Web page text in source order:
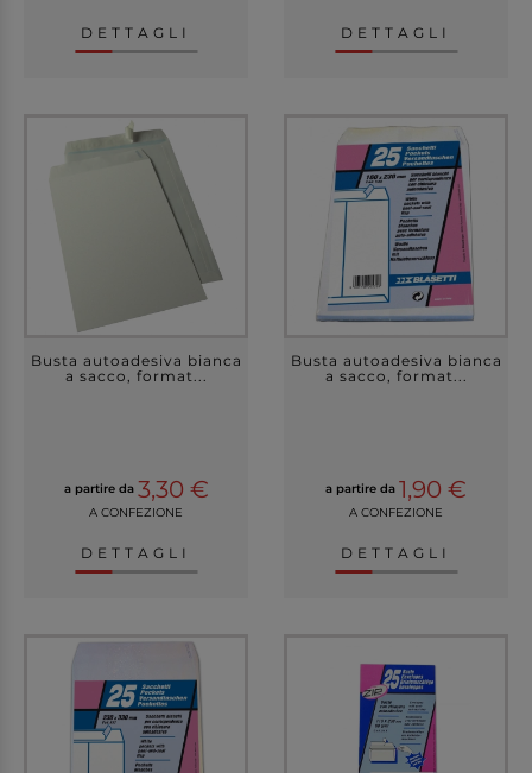
DETTAGLI DETTAGLI
Busta autoadesiva bianca
a sacco, format...
a partire da 3,30 €
A CONFEZIONE
DETTAGLI
Busta autoadesiva bianca
a sacco, format...
a partire da 1,90 €
A CONFEZIONE
DETTAGLI